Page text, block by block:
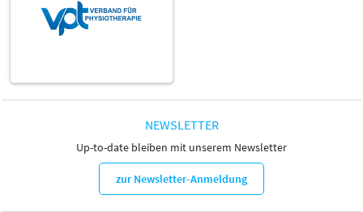
NEWSLETTER
Up-to-date bleiben mit unserem Newsletter
zur Newsletter-Anmeldung